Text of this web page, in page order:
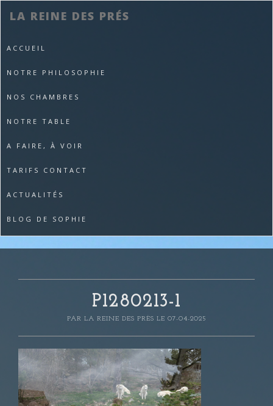
LA REINE DES PRÉS
ACCUEIL
NOTRE PHILOSOPHIE
NOS CHAMBRES
NOTRE TABLE
A FAIRE, À VOIR
TARIFS CONTACT
ACTUALITÉS
BLOG DE SOPHIE
P1280213-1
PAR LA REINE DES PRÈS LE 07-04-2025